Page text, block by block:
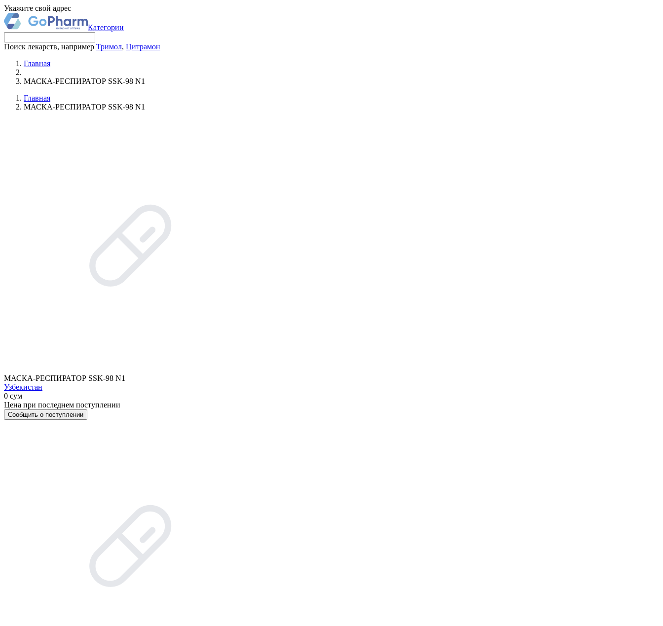
Укажите свой адрес
Категории
Поиск лекарств, например Тримол, Цитрамон
Главная
МАСКА-РЕСПИРАТОР SSK-98 N1
Главная
МАСКА-РЕСПИРАТОР SSK-98 N1
МАСКА-РЕСПИРАТОР SSK-98 N1
Узбекистан
0 сум
Цена при последнем поступлении
Сообщить о поступлении